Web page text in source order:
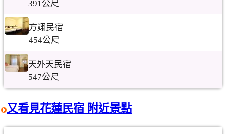
391公尺
方翊民宿
454公尺
天外天民宿
547公尺
又看見花蓮民宿 附近景點